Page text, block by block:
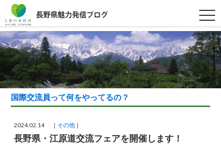
t
o
g
g
l
e
n
a
v
g
i
国際交流員って何をやってるの？
2024.02.14 ［ その他 ］
長野県・江原道交流フェアを開催します！